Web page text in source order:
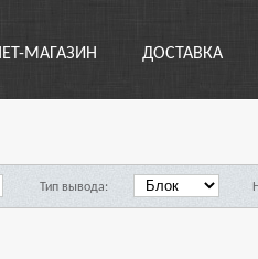
МАГАЗИН ДОСТАВКА
Тип вывода: